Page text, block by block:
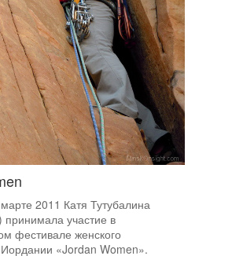
2011 Катя Тутубалина
принимала участие в
фестивале женского
«Jordan Women».